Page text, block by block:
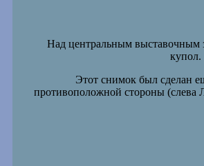
Над центральным выставочным
купол.
Этот снимок был сделан
противоположной стороны (слева